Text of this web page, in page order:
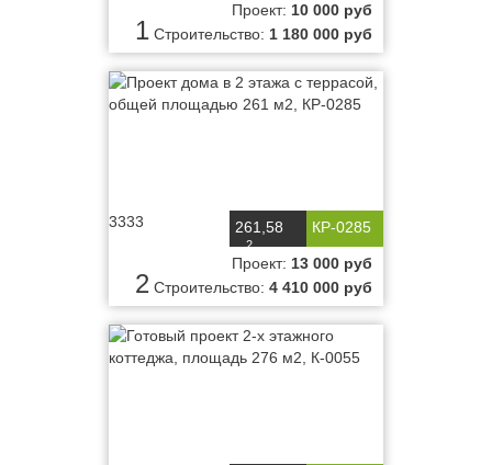
1
Проект: 10 000 руб
Строительство: 1 180 000 руб
3333 КР-0285
261,58
м2
2
Проект: 13 000 руб
Строительство: 4 410 000 руб